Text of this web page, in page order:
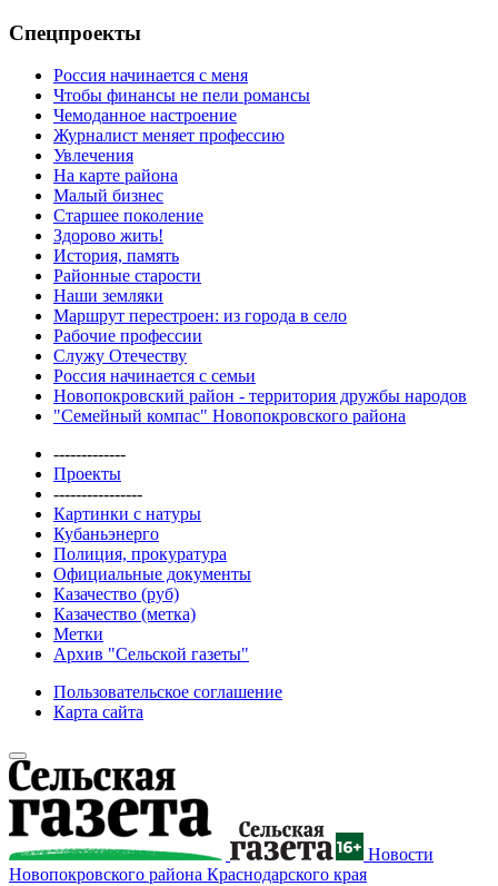
Спецпроекты
Россия начинается с меня
Чтобы финансы не пели романсы
Чемоданное настроение
Журналист меняет профессию
Увлечения
На карте района
Малый бизнес
Старшее поколение
Здорово жить!
История, память
Районные старости
Наши земляки
Маршрут перестроен: из города в село
Рабочие профессии
Служу Отечеству
Россия начинается с семьи
Новопокровский район - территория дружбы народов
"Семейный компас" Новопокровского района
-------------
Проекты
----------------
Картинки с натуры
Кубаньэнерго
Полиция, прокуратура
Официальные документы
Казачество (руб)
Казачество (метка)
Метки
Архив "Сельской газеты"
Пользовательское соглашение
Карта сайта
Новости
Новопокровского района Краснодарского края